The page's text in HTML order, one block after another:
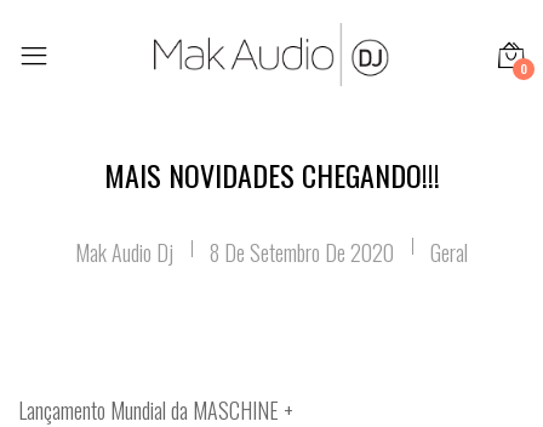
0
MAIS NOVIDADES CHEGANDO!!!
Mak Audio Dj 8 De Setembro De 2020 Geral
Lançamento Mundial da MASCHINE +